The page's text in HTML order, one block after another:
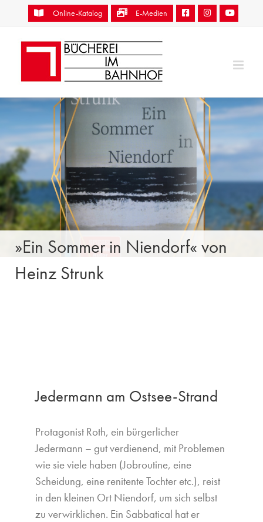
Inhalt
springen
Online-Katalog E-Medien
»Ein Sommer in Niendorf« von
Heinz Strunk
Jedermann am Ostsee-Strand
Protagonist Roth, ein bürgerlicher
Jedermann – gut verdienend, mit Problemen
wie sie viele haben (Jobroutine, eine
Scheidung, eine renitente Tochter etc.), reist
in den kleinen Ort Niendorf, um sich selbst
zu verwirklichen. Ein Sabbatical hat er